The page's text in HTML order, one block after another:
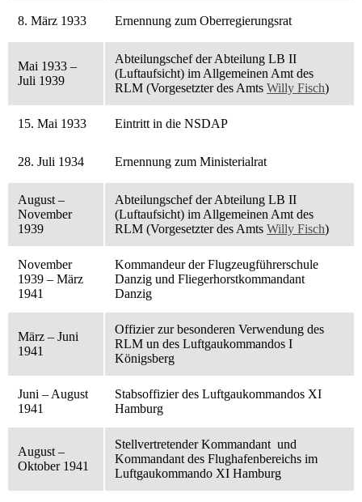
8. März 1933 Ernennung zum Oberregierungsrat
Mai 1933 –
Juli 1939
Abteilungschef der Abteilung LB II
(Luftaufsicht) im Allgemeinen Amt des
RLM (Vorgesetzter des Amts Willy Fisch)
15. Mai 1933 Eintritt in die NSDAP
28. Juli 1934 Ernennung zum Ministerialrat
August –
November
1939
Abteilungschef der Abteilung LB II
(Luftaufsicht) im Allgemeinen Amt des
RLM (Vorgesetzter des Amts Willy Fisch)
November
1939 – März
1941
Kommandeur der Flugzeugführerschule
Danzig und Fliegerhorstkommandant
Danzig
März – Juni
1941
Offizier zur besonderen Verwendung des
RLM un des Luftgaukommandos I
Königsberg
Juni – August
1941
Stabsoffizier des Luftgaukommandos XI
Hamburg
August –
Oktober 1941
Stellvertretender Kommandant und
Kommandant des Flughafenbereichs im
Luftgaukommando XI Hamburg